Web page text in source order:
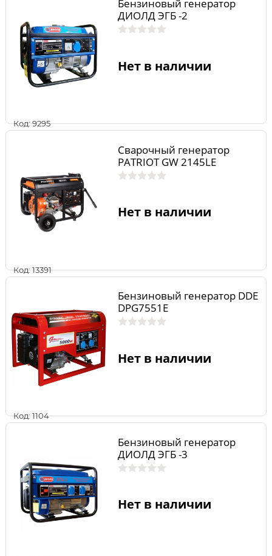
Код: 9295
Бензиновый генератор
ДИОЛД ЭГБ -2
Нет в наличии
Код: 13391
Сварочный генератор
PATRIOT GW 2145LE
Нет в наличии
Код: 1104
Бензиновый генератор DDE
DPG7551E
Нет в наличии
Бензиновый генератор
ДИОЛД ЭГБ -3
Нет в наличии